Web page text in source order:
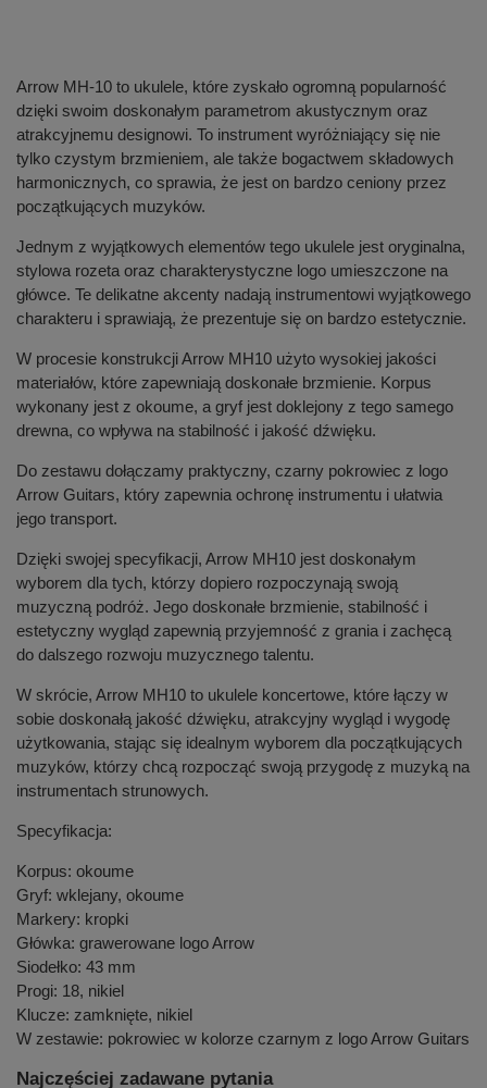
Arrow MH-10 to ukulele, które zyskało ogromną popularność
dzięki swoim doskonałym parametrom akustycznym oraz
atrakcyjnemu designowi. To instrument wyróżniający się nie
tylko czystym brzmieniem, ale także bogactwem składowych
harmonicznych, co sprawia, że jest on bardzo ceniony przez
początkujących muzyków.
Jednym z wyjątkowych elementów tego ukulele jest oryginalna,
stylowa rozeta oraz charakterystyczne logo umieszczone na
główce. Te delikatne akcenty nadają instrumentowi wyjątkowego
charakteru i sprawiają, że prezentuje się on bardzo estetycznie.
W procesie konstrukcji Arrow MH10 użyto wysokiej jakości
materiałów, które zapewniają doskonałe brzmienie. Korpus
wykonany jest z okoume, a gryf jest doklejony z tego samego
drewna, co wpływa na stabilność i jakość dźwięku.
Do zestawu dołączamy praktyczny, czarny pokrowiec z logo
Arrow Guitars, który zapewnia ochronę instrumentu i ułatwia
jego transport.
Dzięki swojej specyfikacji, Arrow MH10 jest doskonałym
wyborem dla tych, którzy dopiero rozpoczynają swoją
muzyczną podróż. Jego doskonałe brzmienie, stabilność i
estetyczny wygląd zapewnią przyjemność z grania i zachęcą
do dalszego rozwoju muzycznego talentu.
W skrócie, Arrow MH10 to ukulele koncertowe, które łączy w
sobie doskonałą jakość dźwięku, atrakcyjny wygląd i wygodę
użytkowania, stając się idealnym wyborem dla początkujących
muzyków, którzy chcą rozpocząć swoją przygodę z muzyką na
instrumentach strunowych.
Specyfikacja:
Korpus: okoume
Gryf: wklejany, okoume
Markery: kropki
Główka: grawerowane logo Arrow
Siodełko: 43 mm
Progi: 18, nikiel
Klucze: zamknięte, nikiel
W zestawie: pokrowiec w kolorze czarnym z logo Arrow Guitars
Najczęściej zadawane pytania